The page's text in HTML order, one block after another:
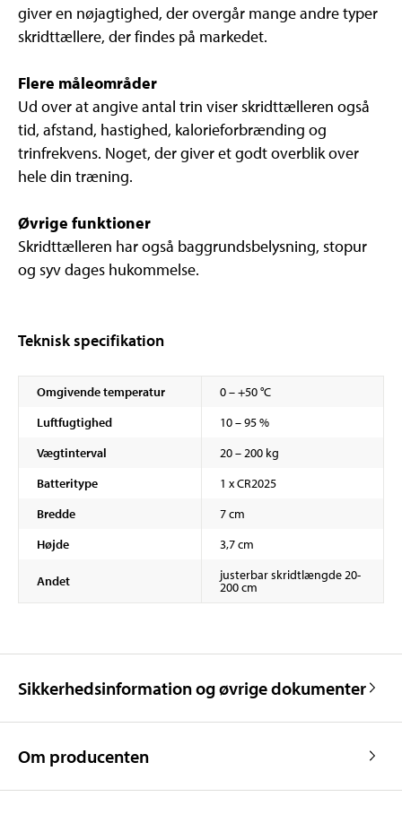
giver en nøjagtighed, der overgår mange andre typer
skridttællere, der findes på markedet.
Flere måleområder
Ud over at angive antal trin viser skridttælleren også
tid, afstand, hastighed, kalorieforbrænding og
trinfrekvens. Noget, der giver et godt overblik over
hele din træning.
Øvrige funktioner
Skridttælleren har også baggrundsbelysning, stopur
og syv dages hukommelse.
Teknisk specifikation
Omgivende temperatur
0 – +50 °C
Luftfugtighed
10 – 95 %
Vægtinterval
20 – 200 kg
Batteritype
1 x CR2025
Bredde
7 cm
Højde
3,7 cm
Andet justerbar skridtlængde 20-
200 cm
Sikkerhedsinformation og øvrige dokumenter
Om producenten